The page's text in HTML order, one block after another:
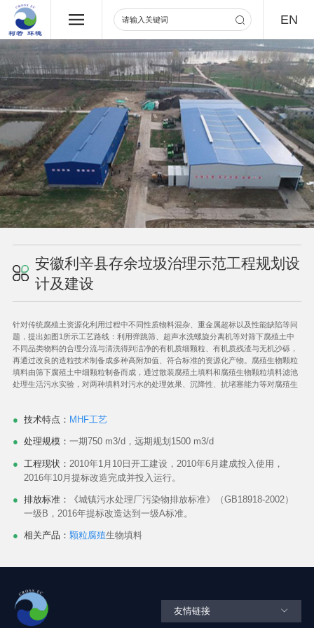
EN
安徽利辛县存余垃圾治理示范工程规划设
计及建设
针对传统腐殖土资源化利用过程中不同性质物料混杂、重金属超标以及性能缺陷等问
题，提出如图1所示工艺路线：利用弹跳筛、超声水洗螺旋分离机等对筛下腐殖土中
不同品类物料的合理分流与清洗得到洁净的有机质细颗粒、有机质残渣与无机沙砾，
再通过改良的造粒技术制备成多种高附加值、符合标准的资源化产物。腐殖生物颗粒
填料由筛下腐殖土中细颗粒制备而成，通过散装腐殖土填料和腐殖生物颗粒填料滤池
处理生活污水实验，对两种填料对污水的处理效果、沉降性、抗堵塞能力等对腐殖生
技术特点： MHF工艺
处理规模： 一期750 m3/d，远期规划1500 m3/d
工程现状： 2010年1月10日开工建设，2010年6月建成投入使用，
2016年10月提标改造完成并投入运行。
排放标准：《城镇污水处理厂污染物排放标准》（GB18918-2002）
一级B，2016年提标改造达到一级A标准。
相关产品： 颗粒腐殖生物填料
友情链接